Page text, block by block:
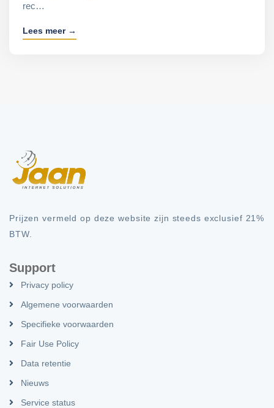
rec…
Lees meer →
Prijzen vermeld op deze website zijn steeds exclusief 21%
BTW.
Support
Privacy policy
Algemene voorwaarden
Specifieke voorwaarden
Fair Use Policy
Data retentie
Nieuws
Service status